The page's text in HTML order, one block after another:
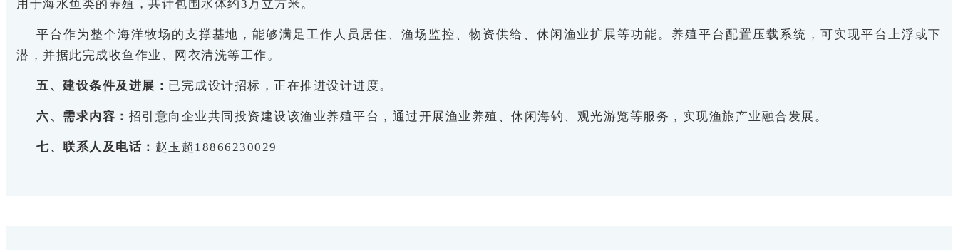
用于海水鱼类的养殖，共计包围水体约3万立方米。
平台作为整个海洋牧场的支撑基地，能够满足工作人员居住、渔场监控、物资供给、休闲渔业扩展等功能。养殖平台配置压载系统，可实现平台上浮或下
潜，并据此完成收鱼作业、网衣清洗等工作。
五、建设条件及进展： 已完成设计招标，正在推进设计进度。
六、需求内容： 招引意向企业共同投资建设该渔业养殖平台，通过开展渔业养殖、休闲海钓、观光游览等服务，实现渔旅产业融合发展。
七、联系人及电话： 赵玉超18866230029